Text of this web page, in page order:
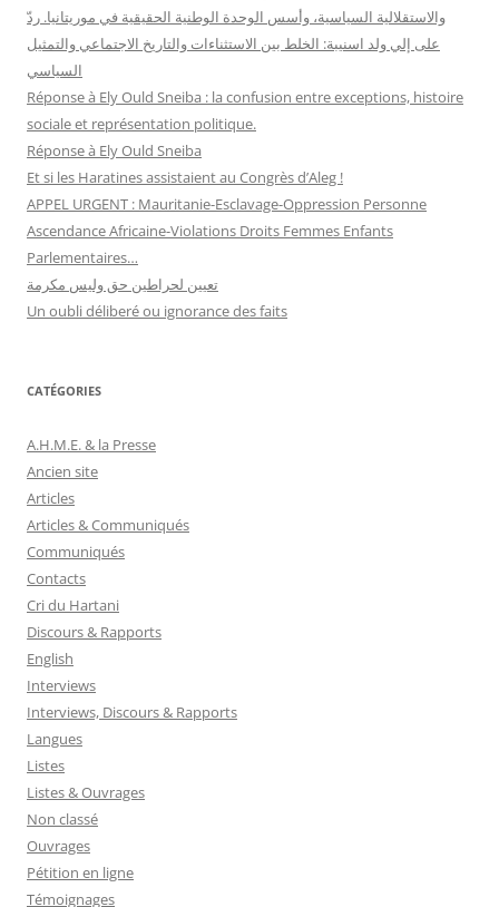
والاستقلالية السياسية، وأسس الوحدة الوطنية الحقيقية في موريتانيا. ردّ
على إلي ولد اسنيبة: الخلط بين الاستثناءات والتاريخ الاجتماعي والتمثيل
السياسي
Réponse à Ely Ould Sneiba : la confusion entre exceptions, histoire
sociale et représentation politique.
Réponse à Ely Ould Sneiba
Et si les Haratines assistaient au Congrès d’Aleg !
APPEL URGENT : Mauritanie-Esclavage-Oppression Personne
Ascendance Africaine-Violations Droits Femmes Enfants
Parlementaires…
تعيين لحراطين حق وليس مكرمة
Un oubli déliberé ou ignorance des faits
CATÉGORIES
A.H.M.E. & la Presse
Ancien site
Articles
Articles & Communiqués
Communiqués
Contacts
Cri du Hartani
Discours & Rapports
English
Interviews
Interviews, Discours & Rapports
Langues
Listes
Listes & Ouvrages
Non classé
Ouvrages
Pétition en ligne
Témoignages